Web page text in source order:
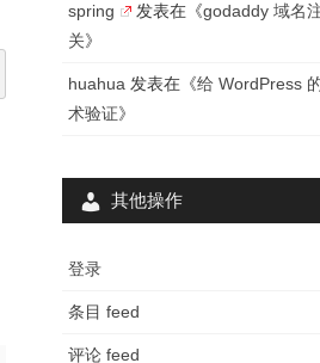
spring 发表在《godaddy 域名
关》
huahua 发表在《给 WordPress
术验证》
其他操作
登录
条目 feed
评论 feed